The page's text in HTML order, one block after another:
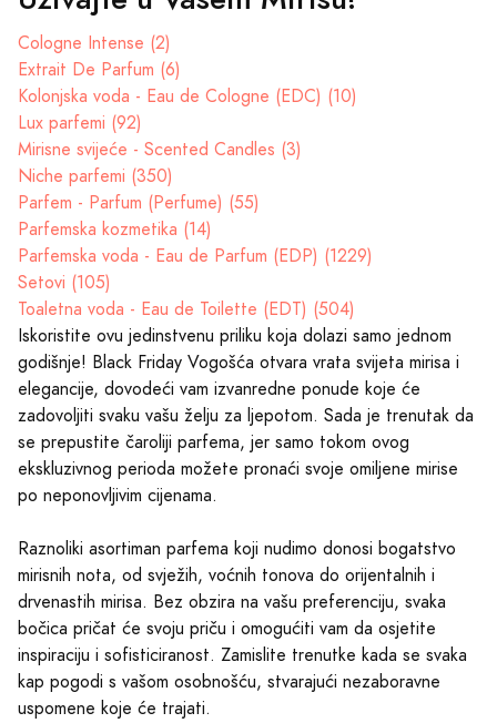
Cologne Intense (2)
Extrait De Parfum (6)
Kolonjska voda - Eau de Cologne (EDC) (10)
Lux parfemi (92)
Mirisne svijeće - Scented Candles (3)
Niche parfemi (350)
Parfem - Parfum (Perfume) (55)
Parfemska kozmetika (14)
Parfemska voda - Eau de Parfum (EDP) (1229)
Setovi (105)
Toaletna voda - Eau de Toilette (EDT) (504)
Iskoristite ovu jedinstvenu priliku koja dolazi samo jednom
godišnje! Black Friday Vogošća otvara vrata svijeta mirisa i
elegancije, dovodeći vam izvanredne ponude koje će
zadovoljiti svaku vašu želju za ljepotom. Sada je trenutak da
se prepustite čaroliji parfema, jer samo tokom ovog
ekskluzivnog perioda možete pronaći svoje omiljene mirise
po neponovljivim cijenama.
Raznoliki asortiman parfema koji nudimo donosi bogatstvo
mirisnih nota, od svježih, voćnih tonova do orijentalnih i
drvenastih mirisa. Bez obzira na vašu preferenciju, svaka
bočica pričat će svoju priču i omogućiti vam da osjetite
inspiraciju i sofisticiranost. Zamislite trenutke kada se svaka
kap pogodi s vašom osobnošću, stvarajući nezaboravne
uspomene koje će trajati.